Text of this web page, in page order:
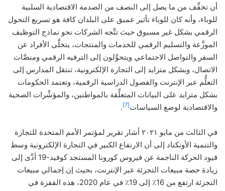
أن تخفِّف من ما يصل إلى النصف من الصدمة الاقتصادية السلبية
للوباء، وأنه كان للوباء تأثير عميق على البلدان كافة هو تسريع التحول
الرقمي بشكل غير مسبوق حيث تتَّجه الشركات نحو نماذج التوظيف
الموزَّعة والتسليم الرقمي للخدمات والمنتجات، يتخلَّى الأفراد عن
السفر والتواصل الاجتماعي ويتحوَّلون إلى الترفيه الرقمي ومنصَّات
الاتصال، وبشكل متزايد إلى التجارة الإلكترونية، تنتقل المدارس إلى
التعلُّم عبر الإنترنت والفصول الدراسية الرقمية، وتعتمد الحكومات
بشكل متزايد على البيانات المتعلِّقة بالمواطنين، والمؤشِّرات الصحية
والاقتصادية لوضع السياسات[7]
.
في الثالث من مايو ٢٠٢١ أشار تقرير لمؤتمر الأمم المتحدة للتجارة
والتنمية الأونكتاد إلى أن الارتفاع الكبير في التجارة الإلكترونية وسط
قيود الحركة الناجمة عن فيروس كورونا المستجد كوفيد-19 أدَّى إلى
زيادة حصة مبيعات التجزئة عبر الإنترنت، بحيث إن إجمالي مبيعات
التجزئة ارتفع من 16٪ إلى 19٪ في عام 2020، هذه القفزة في